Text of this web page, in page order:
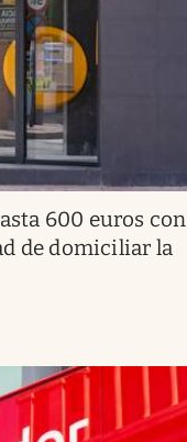
600 euros con
de domiciliar la